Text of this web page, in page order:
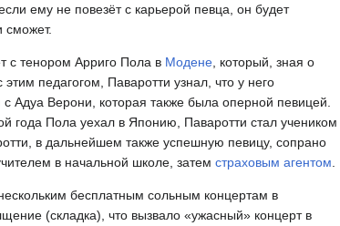
ему не повезёт с карьерой певца, он будет
сможет.
с тенором Арриго Пола в Модене , который, зная о
педагогом, Паваротти узнал, что у него
Адуа Верони, которая также была оперной певицей.
года Пола уехал в Японию, Паваротти стал учеником
в дальнейшем также успешную певицу, сопрано
в начальной школе, затем страховым агентом
бесплатным сольным концертам в
(складка), что вызвало «ужасный» концерт в